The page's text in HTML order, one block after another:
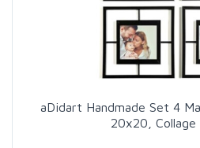
aDidart Handmade Set 4
20x20, Collage